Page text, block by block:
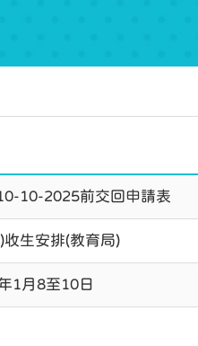
10-2025前交回申請表
生安排(教育局)
1月8至10日